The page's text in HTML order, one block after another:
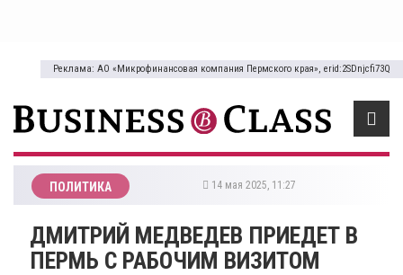
Реклама: АО «Микрофинансовая компания Пермского края», erid:2SDnjcfi73Q
ПОЛИТИКА 14 мая 2025, 11:27
ДМИТРИЙ МЕДВЕДЕВ ПРИЕДЕТ В
ПЕРМЬ С РАБОЧИМ ВИЗИТОМ